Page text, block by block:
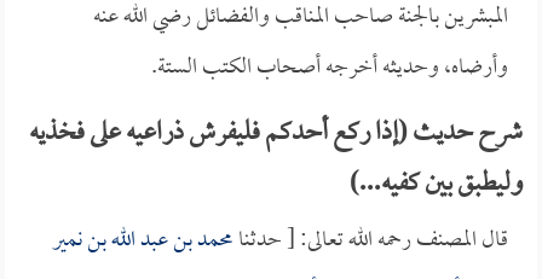
المبشرين بالجنة صاحب المناقب والفضائل رضي الله عنه
وأرضاه، وحديثه أخرجه أصحاب الكتب الستة.
شرح حديث (إذا ركع أحدكم فليفرش ذراعيه على فخذيه
وليطبق بين كفيه...)
قال المصنف رحمه الله تعالى: [ حدثنامحمد بن عبد الله بن نمير